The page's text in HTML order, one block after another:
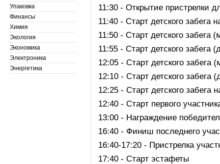
11:30 - Открытие пристрелки
11:40 - Старт детского забега
11:50 - Старт детского забега
11:55 - Старт детского забега
12:05 - Старт детского забега
12:10 - Старт детского забега
12:25 - Старт детского забега
12:40 - Старт первого
13:00 - Награждение
16:40 - Финиш последнего
16:40-17:20 - Пристрелка
17:40 - Старт эстафеты
Упаковка
Финансы
Химия
Экология
Экономика
Электроника
Энергетика